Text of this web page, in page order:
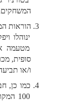
המשחקים, סגניתה
ו/או תביעה בנושא